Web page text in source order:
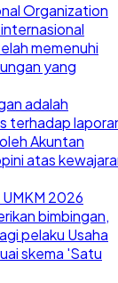
Organization
memenuhi
yang
adalah
terhadap
Akuntan
atas
2026
bimbingan,
pelaku Usaha
skema 'Satu